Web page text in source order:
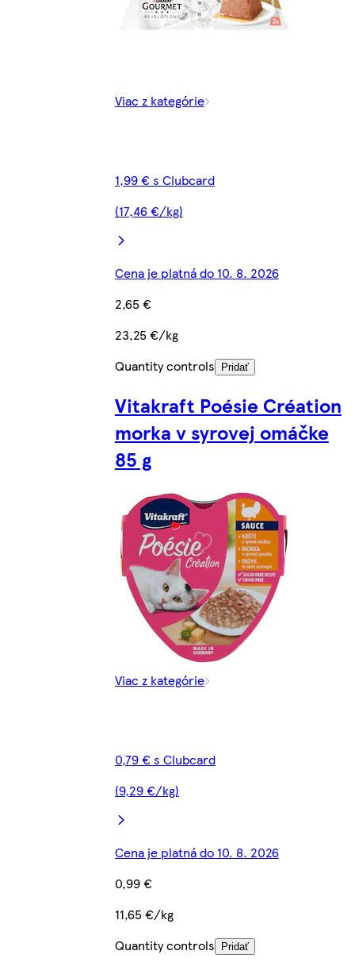
Viac z kategórie
1,99 € s Clubcard
(17,46 €/kg)
Cena je platná do 10. 8. 2026
2,65 €
23,25 €/kg
Quantity controls
Pridať
Vitakraft Poésie Création
morka v syrovej omáčke
85 g
Viac z kategórie
0,79 € s Clubcard
(9,29 €/kg)
Cena je platná do 10. 8. 2026
0,99 €
11,65 €/kg
Quantity controls
Pridať